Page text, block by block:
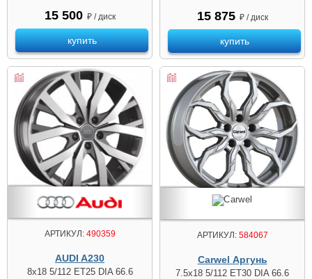
15 500 ₽ / диск
купить
15 875 ₽ / диск
купить
АРТИКУЛ:490359
AUDI A230
8x18 5/112 ET25 DIA 66.6
АРТИКУЛ:584067
Carwel Аргунь
7.5x18 5/112 ET30 DIA 66.6